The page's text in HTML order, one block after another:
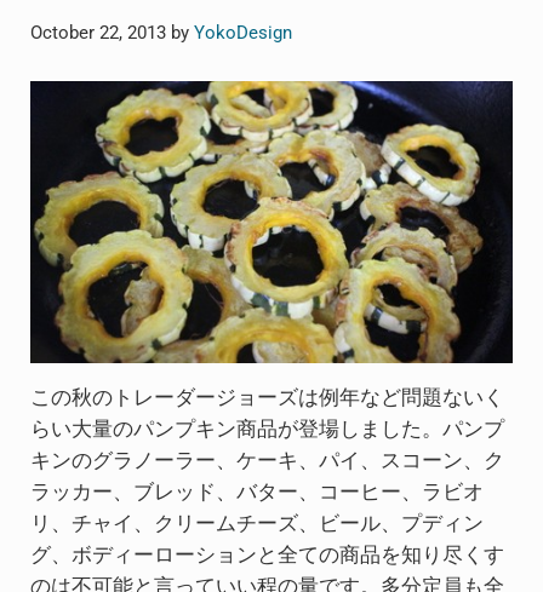
October 22, 2013 by YokoDesign
この秋のトレーダージョーズは例年など問題ないく
らい大量のパンプキン商品が登場しました。パンプ
キンのグラノーラー、ケーキ、パイ、スコーン、ク
ラッカー、ブレッド、バター、コーヒー、ラビオ
リ、チャイ、クリームチーズ、ビール、プディン
グ、ボディーローションと全ての商品を知り尽くす
のは不可能と言っていい程の量です。多分定員も全